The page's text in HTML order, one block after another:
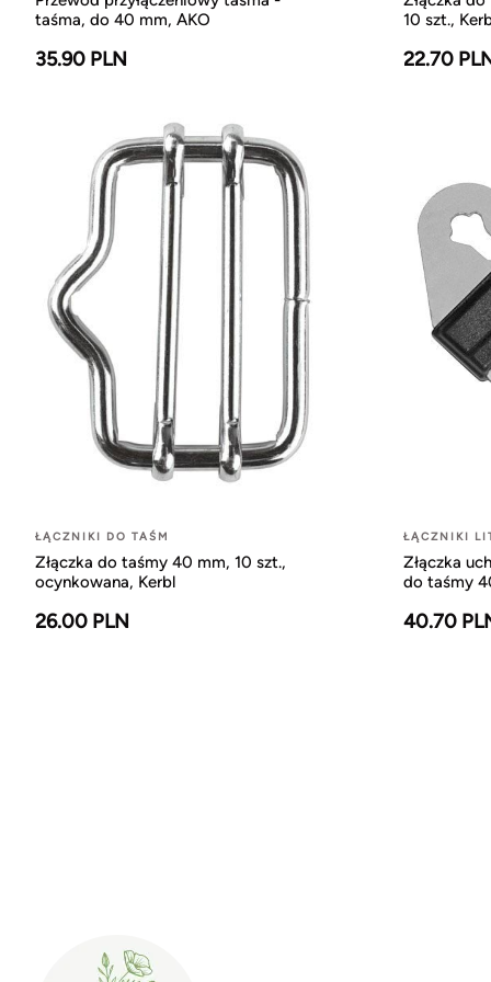
taśma, do 40 mm, AKO
35.90 PLN
10 szt.,
22.70
ŁĄCZNIKI DO TAŚM
Złączka do taśmy 40 mm, 10 szt.,
ocynkowana, Kerbl
26.00 PLN
ŁĄCZNIKI
Złączka
do taśmy
40.70